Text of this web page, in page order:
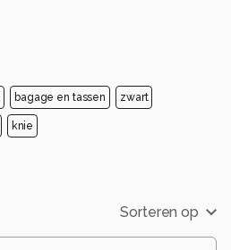
bagage en tassen zwart
knie
Sorteren op